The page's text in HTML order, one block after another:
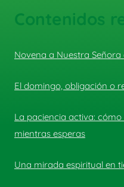
Contenidos
Novena a Nuestra Señora
El domingo, obligación o
La paciencia activa:
mientras esperas
Una mirada espiritual en